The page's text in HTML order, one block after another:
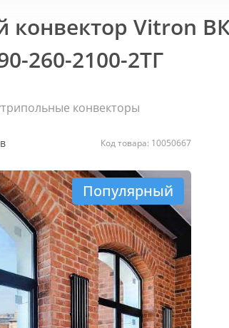
конвектор Vitron
260-2100-2ТГ
конвекторы
Код товара: 10050667
Популярный